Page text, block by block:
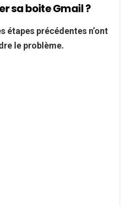
sa boite Gmail ?
étapes précédentes n’ont
le problème.